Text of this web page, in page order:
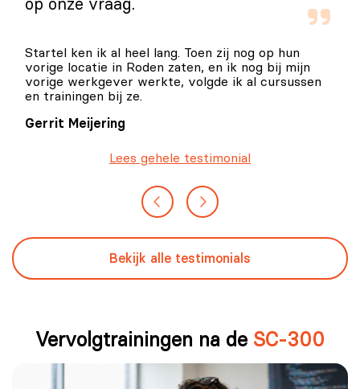
op onze vraag.
Startel ken ik al heel lang. Toen zij nog op hun
vorige locatie in Roden zaten, en ik nog bij mijn
vorige werkgever werkte, volgde ik al cursussen
en trainingen bij ze.
Gerrit Meijering
Lees gehele testimonial
Bekijk alle testimonials
Vervolgtrainingen na de SC-300